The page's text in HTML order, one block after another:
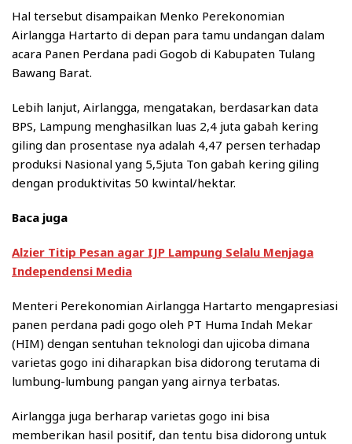
Hal tersebut disampaikan Menko Perekonomian
Airlangga Hartarto di depan para tamu undangan dalam
acara Panen Perdana padi Gogob di Kabupaten Tulang
Bawang Barat.
Lebih lanjut, Airlangga, mengatakan, berdasarkan data
BPS, Lampung menghasilkan luas 2,4 juta gabah kering
giling dan prosentase nya adalah 4,47 persen terhadap
produksi Nasional yang 5,5juta Ton gabah kering giling
dengan produktivitas 50 kwintal/hektar.
Baca juga
Alzier Titip Pesan agar IJP Lampung Selalu Menjaga
Independensi Media
Menteri Perekonomian Airlangga Hartarto mengapresiasi
panen perdana padi gogo oleh PT Huma Indah Mekar
(HIM) dengan sentuhan teknologi dan ujicoba dimana
varietas gogo ini diharapkan bisa didorong terutama di
lumbung-lumbung pangan yang airnya terbatas.
Airlangga juga berharap varietas gogo ini bisa
memberikan hasil positif, dan tentu bisa didorong untuk